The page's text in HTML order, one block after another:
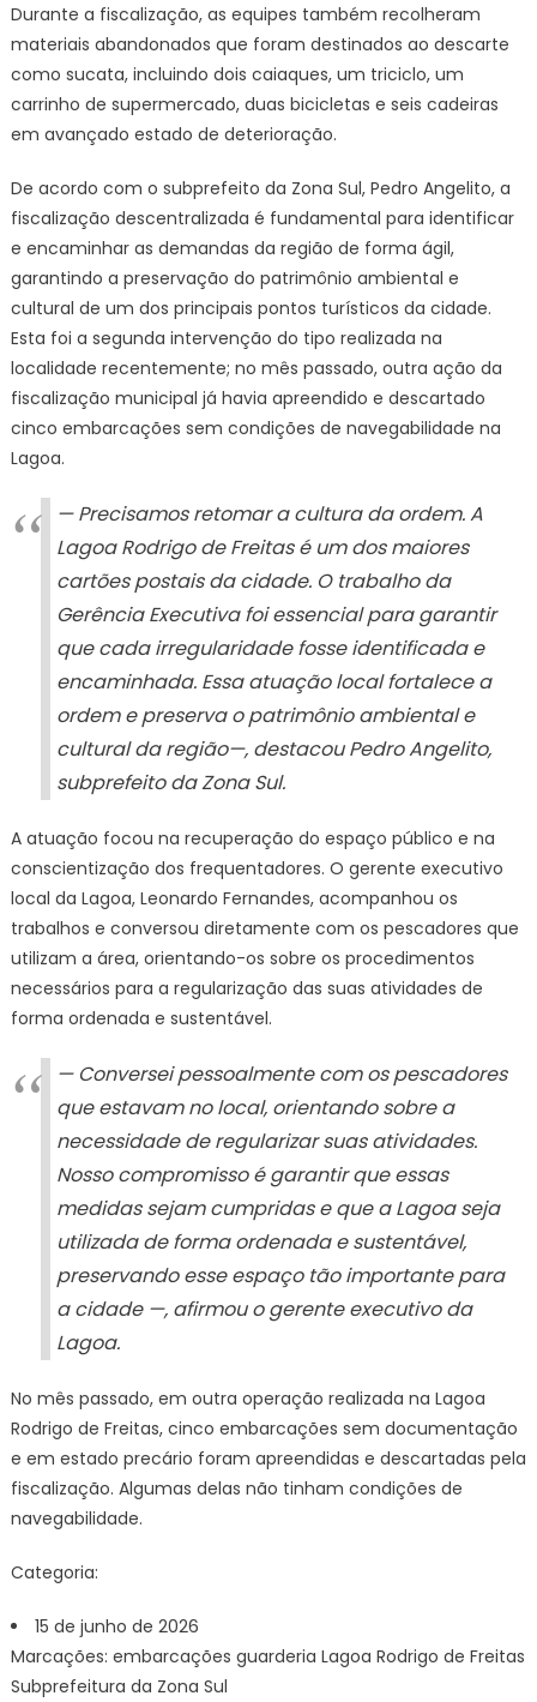
Durante a fiscalização, as equipes também recolheram
materiais abandonados que foram destinados ao descarte
como sucata, incluindo dois caiaques, um triciclo, um
carrinho de supermercado, duas bicicletas e seis cadeiras
em avançado estado de deterioração.
De acordo com o subprefeito da Zona Sul, Pedro Angelito, a
fiscalização descentralizada é fundamental para identificar
e encaminhar as demandas da região de forma ágil,
garantindo a preservação do patrimônio ambiental e
cultural de um dos principais pontos turísticos da cidade.
Esta foi a segunda intervenção do tipo realizada na
localidade recentemente; no mês passado, outra ação da
fiscalização municipal já havia apreendido e descartado
cinco embarcações sem condições de navegabilidade na
Lagoa.
— Precisamos retomar a cultura da ordem. A
Lagoa Rodrigo de Freitas é um dos maiores
cartões postais da cidade. O trabalho da
Gerência Executiva foi essencial para garantir
que cada irregularidade fosse identificada e
encaminhada. Essa atuação local fortalece a
ordem e preserva o patrimônio ambiental e
cultural da região—, destacou Pedro Angelito,
subprefeito da Zona Sul.
A atuação focou na recuperação do espaço público e na
conscientização dos frequentadores. O gerente executivo
local da Lagoa, Leonardo Fernandes, acompanhou os
trabalhos e conversou diretamente com os pescadores que
utilizam a área, orientando-os sobre os procedimentos
necessários para a regularização das suas atividades de
forma ordenada e sustentável.
— Conversei pessoalmente com os pescadores
que estavam no local, orientando sobre a
necessidade de regularizar suas atividades.
Nosso compromisso é garantir que essas
medidas sejam cumpridas e que a Lagoa seja
utilizada de forma ordenada e sustentável,
preservando esse espaço tão importante para
a cidade —, afirmou o gerente executivo da
Lagoa.
No mês passado, em outra operação realizada na Lagoa
Rodrigo de Freitas, cinco embarcações sem documentação
e em estado precário foram apreendidas e descartadas pela
fiscalização. Algumas delas não tinham condições de
navegabilidade.
Categoria:
15 de junho de 2026
Marcações: embarcações guarderia Lagoa Rodrigo de Freitas
Subprefeitura da Zona Sul